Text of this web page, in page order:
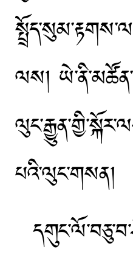
ལས།
པའི་ལུང་གསན།